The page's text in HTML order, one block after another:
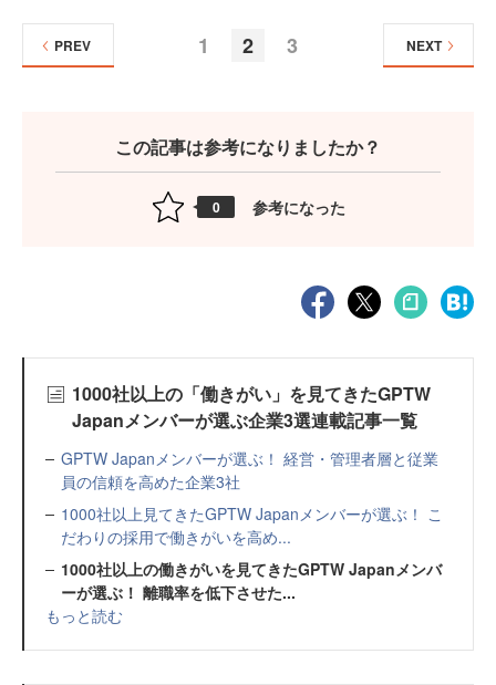
1 2 3
PREV NEXT
この記事は参考になりましたか？
0 参考になった
1000社以上の「働きがい」を見てきたGPTW
Japanメンバーが選ぶ企業3選連載記事一覧
GPTW Japanメンバーが選ぶ！ 経営・管理者層と従業
員の信頼を高めた企業3社
1000社以上見てきたGPTW Japanメンバーが選ぶ！ こ
だわりの採用で働きがいを高め...
1000社以上の働きがいを見てきたGPTW Japanメンバ
ーが選ぶ！ 離職率を低下させた...
もっと読む